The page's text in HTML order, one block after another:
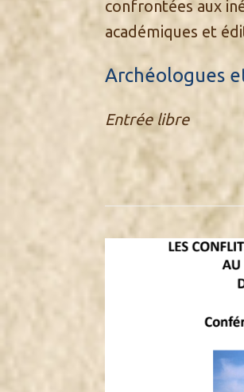
confrontées aux
académiques et
Archéologues
Entrée libre